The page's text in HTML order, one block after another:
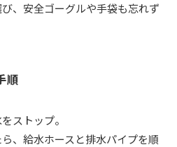
、安全ゴーグルや手袋も忘れず
順
ストップ。
、給水ホースと排水パイプを順